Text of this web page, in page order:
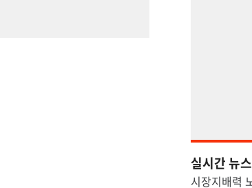
실시간 뉴스